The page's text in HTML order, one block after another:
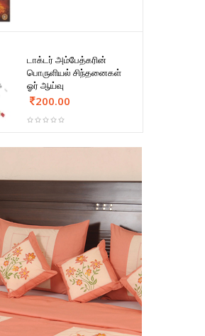
டாக்டர் அம்பேத்கரின்
பொருளியல் சிந்தனைகள்
ஓர் ஆய்வு
200.00